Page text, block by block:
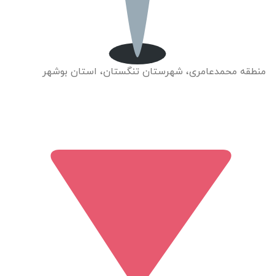
منطقه محمدعامری، شهرستان تنگستان، استان بوشهر